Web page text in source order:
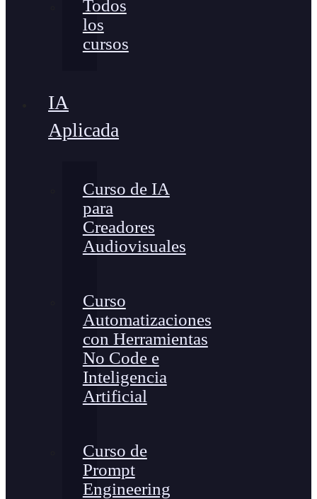
Todos
los
cursos
IA
Aplicada
Curso de IA
para
Creadores
Audiovisuales
Curso
Automatizaciones
con Herramientas
No Code e
Inteligencia
Artificial
Curso de
Prompt
Engineering